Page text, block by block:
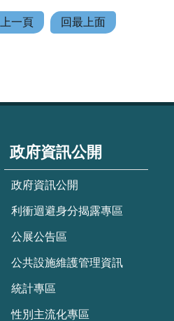
一頁 回最上面
政府資訊公開
政府資訊公開
利衝迴避身分揭露專區
公展公告區
公共設施維護管理資訊
統計專區
性別主流化專區